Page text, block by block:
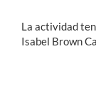
La actividad
Isabel Brown